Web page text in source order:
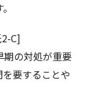
C]
期の対処が重要
要することや